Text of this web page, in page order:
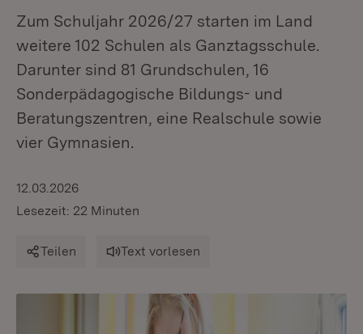
Zum Schuljahr 2026/27 starten im Land
weitere 102 Schulen als Ganztagsschule.
Darunter sind 81 Grundschulen, 16
Sonderpädagogische Bildungs- und
Beratungszentren, eine Realschule sowie
vier Gymnasien.
12.03.2026
Lesezeit: 22 Minuten
Teilen Text vorlesen